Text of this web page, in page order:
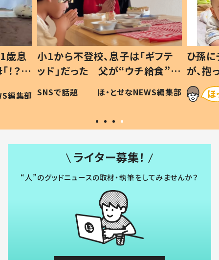
歳息
？」
編集部
小1から不登校、息子は「ギフテ
ッド」だった 父が“ウチ給食”を
作り続ける理由とは #令和の親
#令和の子
SNSで話題 ほ・とせなNEWS編集部
ひ孫
が、
「涙が
い」
ライター募集！
“人”のグッドニュースの取材・執筆をしてみませんか？